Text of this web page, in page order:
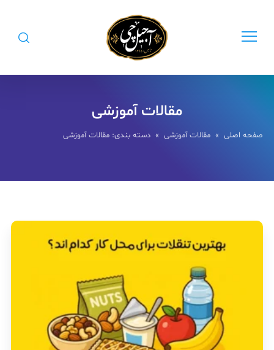
مقالات آموزشی
صفحه اصلی» مقالات آموزشی» دسته بندی: مقالات آموزشی